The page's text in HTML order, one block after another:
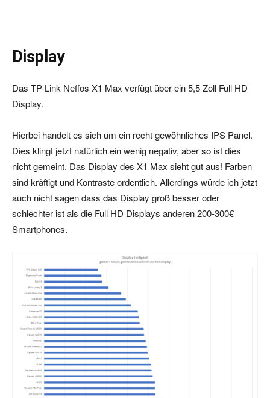
Display
Das TP-Link Neffos X1 Max verfügt über ein 5,5 Zoll Full HD
Display.
Hierbei handelt es sich um ein recht gewöhnliches IPS Panel.
Dies klingt jetzt natürlich ein wenig negativ, aber so ist dies
nicht gemeint. Das Display des X1 Max sieht gut aus! Farben
sind kräftigt und Kontraste ordentlich. Allerdings würde ich jetzt
auch nicht sagen dass das Display groß besser oder
schlechter ist als die Full HD Displays anderen 200-300€
Smartphones.